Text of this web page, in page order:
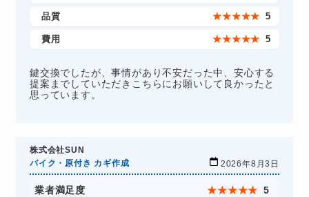
品質 ★★★★★ 5
費用 ★★★★★ 5
鍵交換でしたが、事情があり不安だった中、安心する
提案までしていただきこちらにお願いして良かったと
思っています。
株式会社SUN
バイク・原付き カギ作成
2026年8月3日
業者満足度 ★★★★★ 5